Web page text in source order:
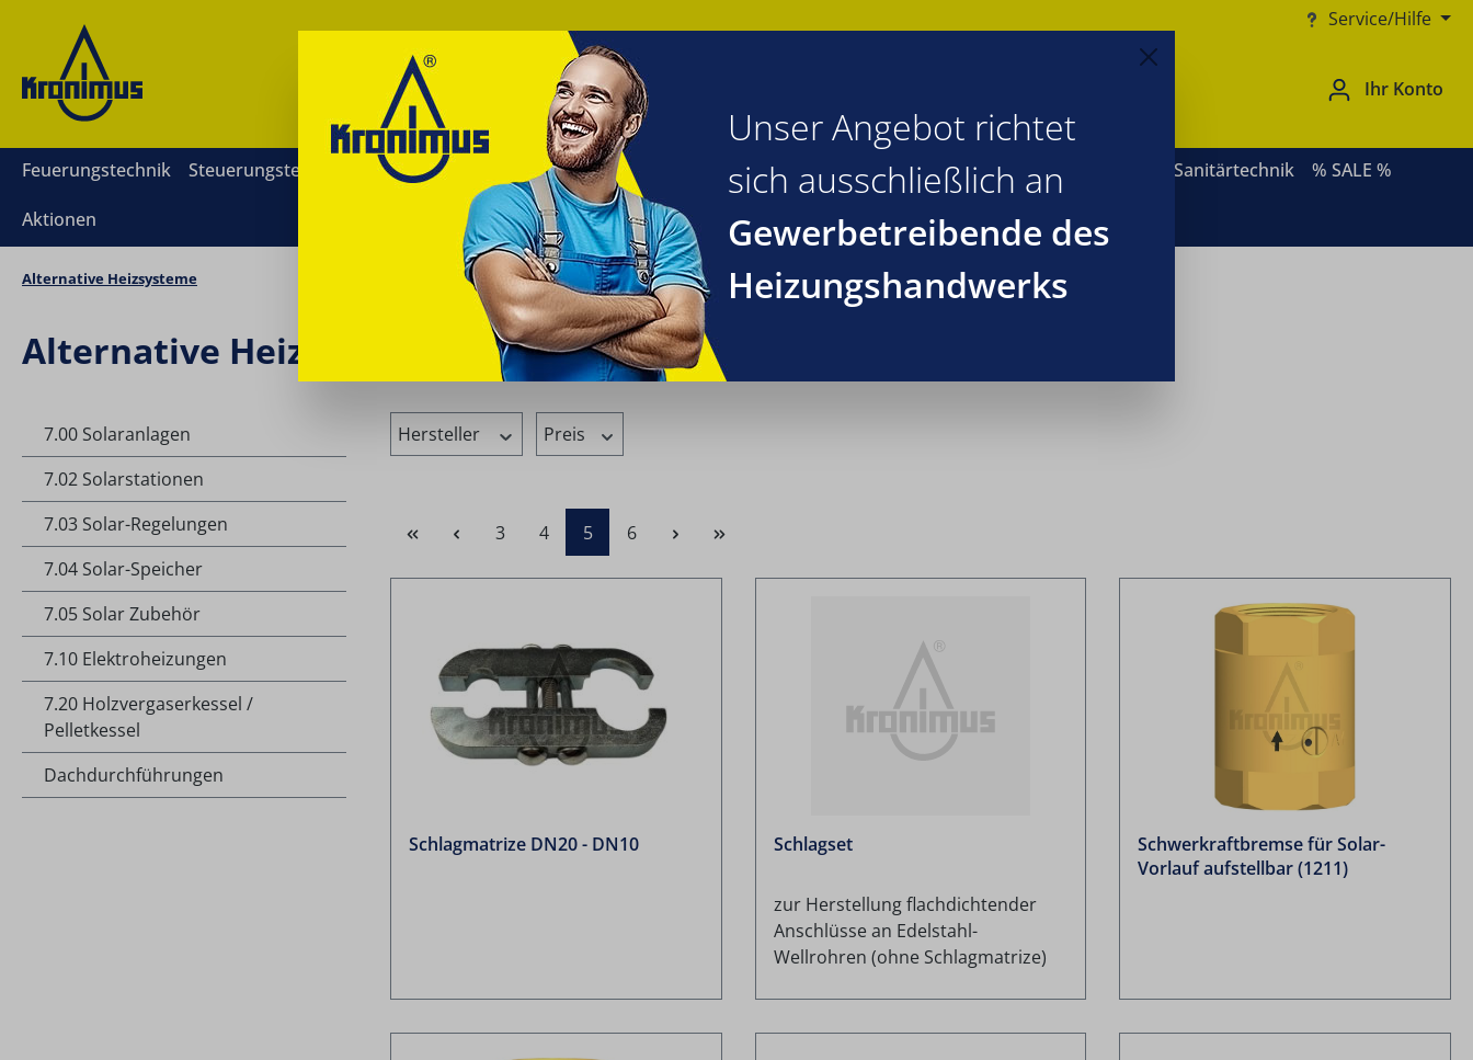
Zur Hauptnavigation springen Service/Hilfe
Ihr Konto
Feuerungstechnik Steuerungstechnik Mess- und Regelungstechnik Reinigungstechnik Heizungstechnik Alternative Heizsysteme Sanitärtechnik % SALE %
Aktionen
Alternative Heizsysteme
Alternative Heizsysteme
7.00 Solaranlagen
7.02 Solarstationen
7.03 Solar-Regelungen
7.04 Solar-Speicher
7.05 Solar Zubehör
7.10 Elektroheizungen
7.20 Holzvergaserkessel /
Pelletkessel
Dachdurchführungen
Hersteller Preis
Seite
3 Seite
4 Seite
5 Seite
6
Schlagmatrize DN20 - DN10 Schlagset
zur Herstellung flachdichtender
Anschlüsse an Edelstahl-
Wellrohren (ohne Schlagmatrize)
Schwerkraftbremse für Solar-
Vorlauf aufstellbar (1211)
Unser Angebot richtet
sich ausschließlich an
Gewerbetreibende des
Heizungshandwerks